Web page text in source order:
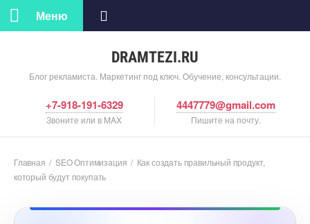
DRAMTEZI.RU
Блог рекламиста. Маркетинг под ключ. Обучение, консультации.
Меню
+7-918-191-6329
Звоните или в MAX
4447779@gmail.com
Пишите на почту.
Главная / SEO Оптимизация / Как создать правильный продукт,
который будут покупать